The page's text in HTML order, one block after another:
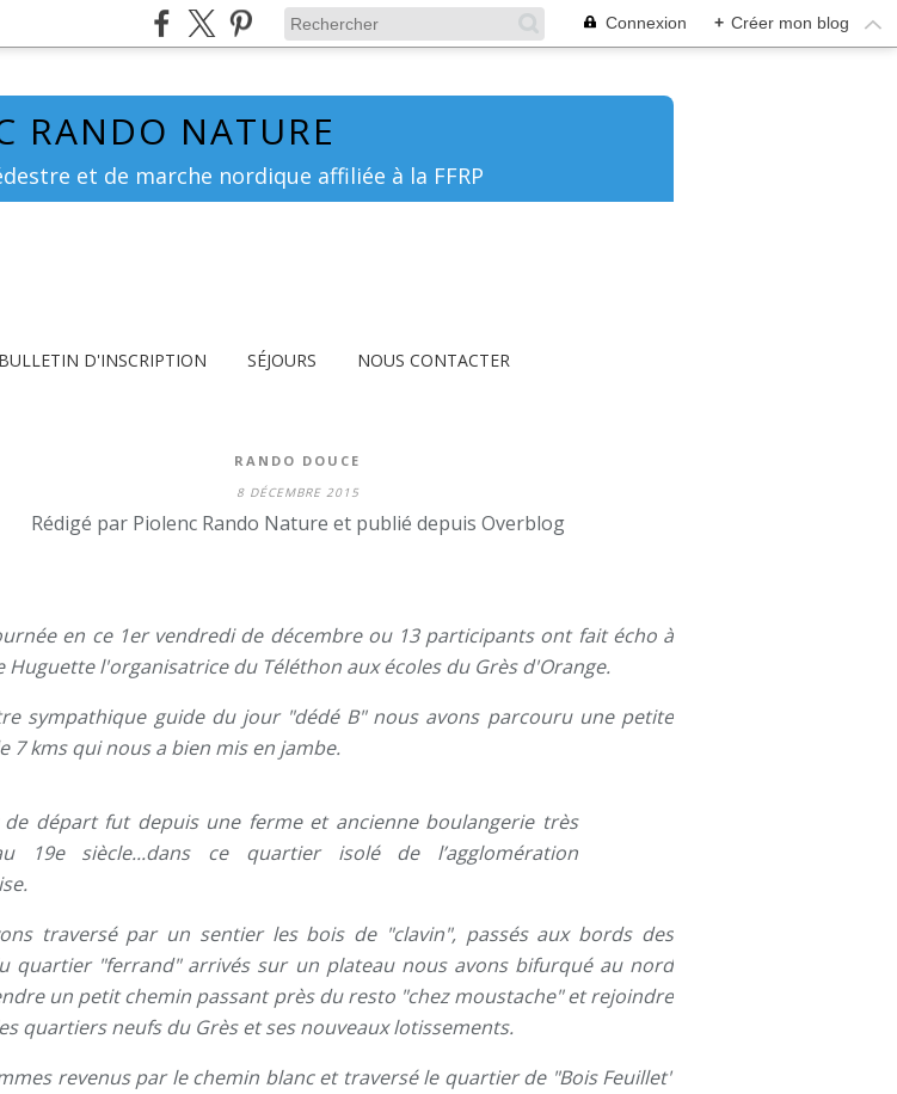
Connexion + Créer mon blog
RANDO NATURE
et de marche nordique affiliée à la FFRP
BULLETIN D'INSCRIPTION SÉJOURS NOUS CONTACTER
RANDO DOUCE
8 DÉCEMBRE 2015
Rédigé par Piolenc Rando Nature et publié depuis Overblog
en ce 1er vendredi de décembre ou 13 participants ont fait écho à
Huguette l'organisatrice du Téléthon aux écoles du Grès d'Orange.
sympathique guide du jour "dédé B" nous avons parcouru une petite
7 kms qui nous a bien mis en jambe.
départ fut depuis une ferme et ancienne boulangerie très
19e siècle...dans ce quartier isolé de l’agglomération
traversé par un sentier les bois de "clavin", passés aux bords des
quartier "ferrand" arrivés sur un plateau nous avons bifurqué au nord
un petit chemin passant près du resto "chez moustache" et rejoindre
quartiers neufs du Grès et ses nouveaux lotissements.
revenus par le chemin blanc et traversé le quartier de "Bois Feuillet"